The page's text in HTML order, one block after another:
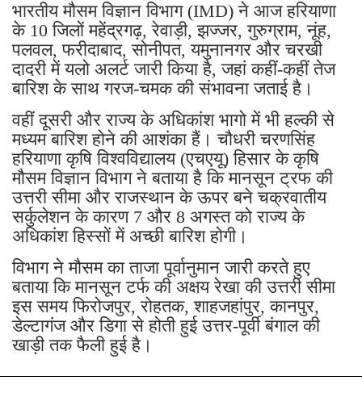
भारतीय मौसम विज्ञान विभाग (IMD) ने आज हरियाणा
के 10 जिलों महेंद्रगढ़, रेवाड़ी, झज्जर, गुरुग्राम, नूंह,
पलवल, फरीदाबाद, सोनीपत, यमुनानगर और चरखी
दादरी में यलो अलर्ट जारी किया है, जहां कहीं-कहीं तेज
बारिश के साथ गरज-चमक की संभावना जताई है।
वहीं दूसरी और राज्य के अधिकांश भागो में भी हल्की से
मध्यम बारिश होने की आशंका हैं। चौधरी चरणसिंह
हरियाणा कृषि विश्वविद्यालय (एचएयू) हिसार के कृषि
मौसम विज्ञान विभाग ने बताया है कि मानसून ट्रफ की
उत्तरी सीमा और राजस्थान के ऊपर बने चक्रवातीय
सर्कुलेशन के कारण 7 और 8 अगस्त को राज्य के
अधिकांश हिस्सों में अच्छी बारिश होगी।
विभाग ने मौसम का ताजा पूर्वानुमान जारी करते हुए
बताया कि मानसून टर्फ की अक्षय रेखा की उत्तरी सीमा
इस समय फिरोजपुर, रोहतक, शाहजहांपुर, कानपुर,
डेल्टागंज और डिगा से होती हुई उत्तर-पूर्वी बंगाल की
खाड़ी तक फैली हुई है।